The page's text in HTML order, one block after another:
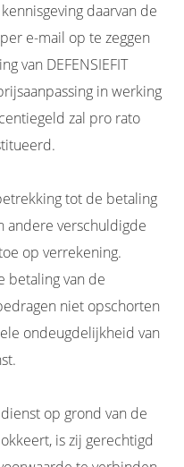
daarvan de
e-mail op te zeggen
van DEFENSIEFIT
in werking
zal pro rato
tot de betaling
andere verschuldigde
op verrekening.
betaling van de
niet opschorten
ondeugdelijkheid van
op grond van de
is zij gerechtigd